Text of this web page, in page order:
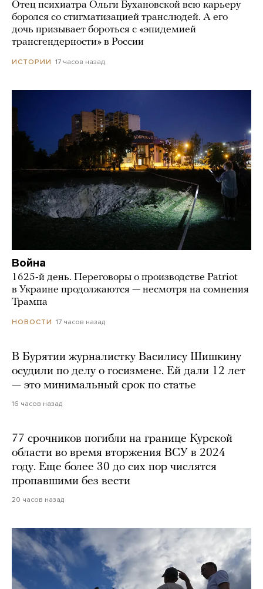
Отец психиатра Ольги Бухановской всю карьеру
боролся со стигматизацией транслюдей. А его
дочь призывает бороться с «эпидемией
трансгендерности» в России
ИСТОРИИ 17 часов назад
Война
1625-й день. Переговоры о производстве Patriot
в Украине продолжаются — несмотря на сомнения
Трампа
НОВОСТИ 17 часов назад
В Бурятии журналистку Василису Шишкину
осудили по делу о госизмене. Ей дали 12 лет
— это минимальный срок по статье
16 часов назад
77 срочников погибли на границе Курской
области во время вторжения ВСУ в 2024
году. Еще более 30 до сих пор числятся
пропавшими без вести
20 часов назад